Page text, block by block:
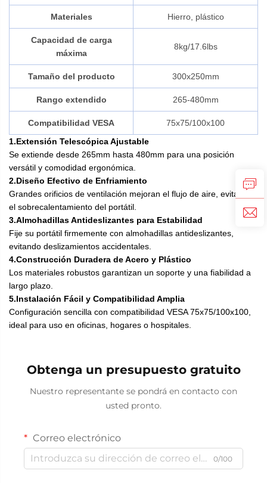
Materiales Hierro, plástico
Capacidad de carga
máxima
8kg/17.6lbs
Tamaño del producto 300x250mm
Rango extendido 265-480mm
Compatibilidad VESA
75x75/100x100
1.Extensión Telescópica Ajustable
Se extiende desde 265mm hasta 480mm para una posición
versátil y comodidad ergonómica.
2.Diseño Efectivo de Enfriamiento
Grandes orificios de ventilación mejoran el flujo de aire, evitando
el sobrecalentamiento del portátil.
3.Almohadillas Antideslizantes para Estabilidad
Fije su portátil firmemente con almohadillas antideslizantes,
evitando deslizamientos accidentales.
4.Construcción Duradera de Acero y Plástico
Los materiales robustos garantizan un soporte y una fiabilidad a
largo plazo.
5.Instalación Fácil y Compatibilidad Amplia
Configuración sencilla con compatibilidad VESA 75x75/100x100,
ideal para uso en oficinas, hogares o hospitales.
Obtenga un presupuesto gratuito
Nuestro representante se pondrá en contacto con
usted pronto.
Correo electrónico
0/100